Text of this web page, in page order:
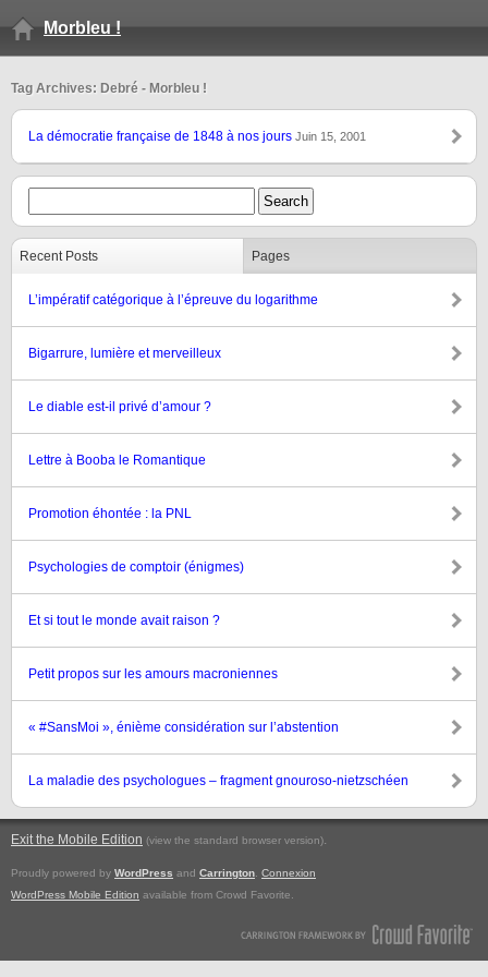
Morbleu !
Tag Archives: Debré - Morbleu !
La démocratie française de 1848 à nos jours Juin 15, 2001
Recent Posts Pages
L’impératif catégorique à l’épreuve du logarithme
Bigarrure, lumière et merveilleux
Le diable est-il privé d’amour ?
Lettre à Booba le Romantique
Promotion éhontée : la PNL
Psychologies de comptoir (énigmes)
Et si tout le monde avait raison ?
Petit propos sur les amours macroniennes
« #SansMoi », énième considération sur l’abstention
La maladie des psychologues – fragment gnouroso-nietzschéen
Exit the Mobile Edition (view the standard browser version).
Proudly powered by WordPress and Carrington Connexion
WordPress Mobile Edition available from Crowd Favorite.